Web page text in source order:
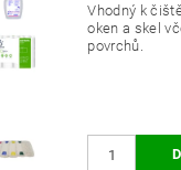
Vhodný k
oken a skel
povrchů.